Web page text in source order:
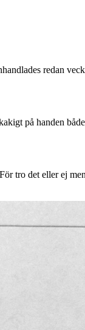
redan
på handen
tro det eller ej